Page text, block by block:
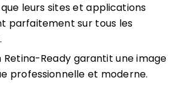
que leurs sites et applications
parfaitement sur tous les
Retina-Ready garantit une image
professionnelle et moderne.